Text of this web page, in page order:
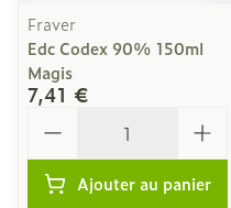
Fraver
Edc Codex 90% 150ml
Magis
7,41 €
Ajouter au panier